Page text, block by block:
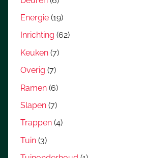
Energie (19)
Inrichting (62)
Keuken (7)
Overig (7)
Ramen (6)
Slapen (7)
Trappen (4)
Tuin (3)